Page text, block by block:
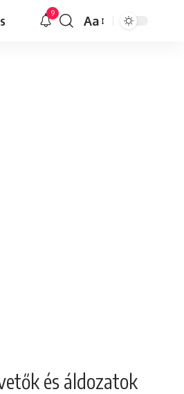
9
Font
Aa
és áldozatok